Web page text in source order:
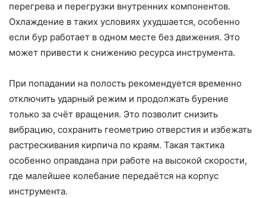
перегрева и перегрузки внутренних компонентов.
Охлаждение в таких условиях ухудшается, особенно
если бур работает в одном месте без движения. Это
может привести к снижению ресурса инструмента.
При попадании на полость рекомендуется временно
отключить ударный режим и продолжать бурение
только за счёт вращения. Это позволит снизить
вибрацию, сохранить геометрию отверстия и избежать
растрескивания кирпича по краям. Такая тактика
особенно оправдана при работе на высокой скорости,
где малейшее колебание передаётся на корпус
инструмента.